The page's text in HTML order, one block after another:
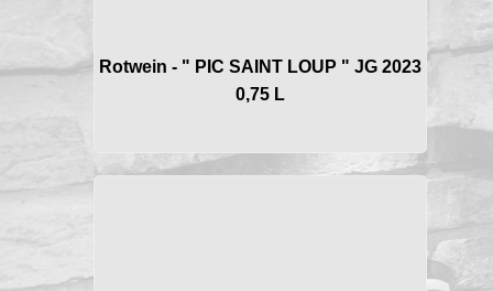
Rotwein - " PIC SAINT LOUP " JG 2023
0,75 L